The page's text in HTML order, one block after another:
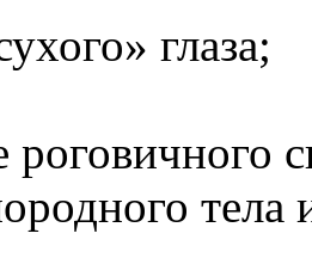
глаза;
тела